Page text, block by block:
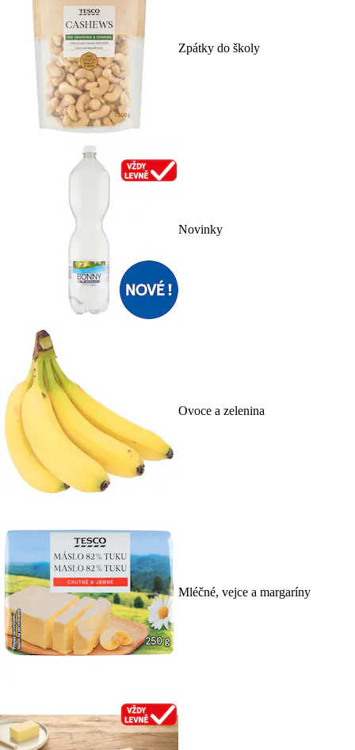
Zpátky do školy
Novinky
Ovoce a zelenina
Mléčné, vejce a margaríny